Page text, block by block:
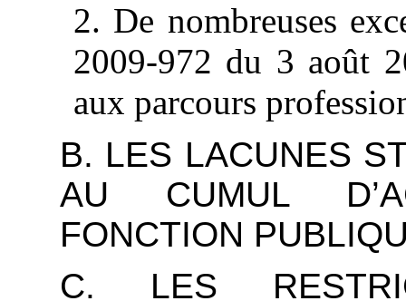
2. De nombreuses
2009-972 du 3 août
aux parcours
B. LES LACUNES
AU CUMUL
FONCTION
C. LES